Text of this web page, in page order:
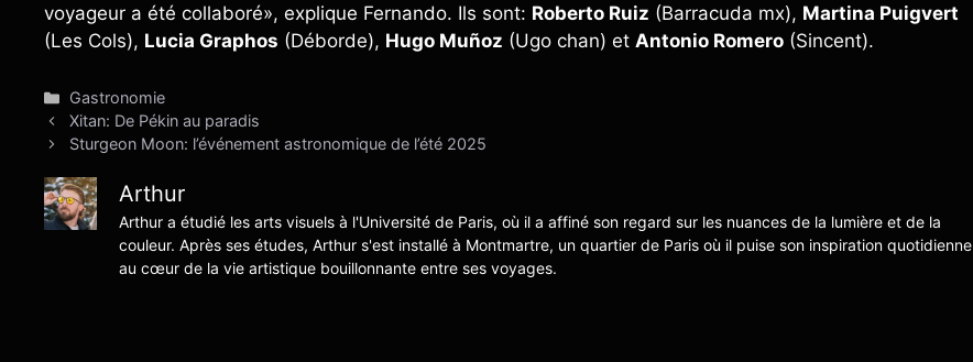
voyageur a été collaboré», explique Fernando. Ils sont: Roberto Ruiz (Barracuda mx), Martina Puigvert
(Les Cols), Lucia Graphos (Déborde), Hugo Muñoz (Ugo chan) et Antonio Romero (Sincent).
Catégories
Gastronomie
Xitan: De Pékin au paradis
Sturgeon Moon: l’événement astronomique de l’été 2025
Arthur
Arthur a étudié les arts visuels à l'Université de Paris, où il a affiné son regard sur les nuances de la lumière et de la
couleur. Après ses études, Arthur s'est installé à Montmartre, un quartier de Paris où il puise son inspiration quotidienne
au cœur de la vie artistique bouillonnante entre ses voyages.